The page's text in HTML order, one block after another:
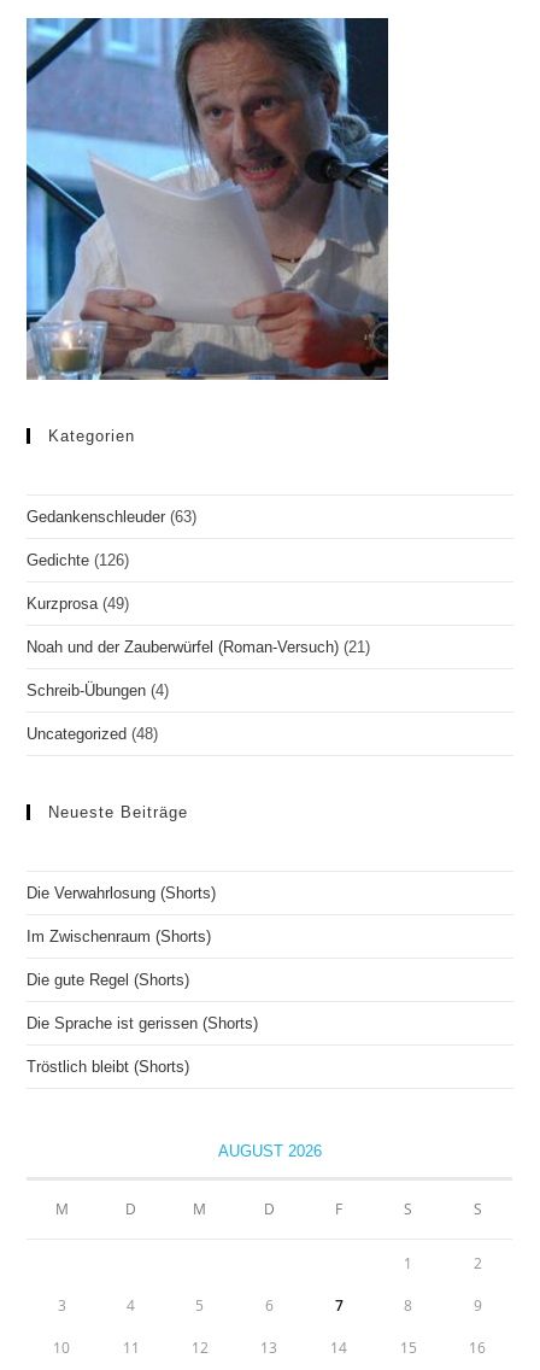
Kategorien
Gedankenschleuder (63)
Gedichte (126)
Kurzprosa (49)
Noah und der Zauberwürfel (Roman-Versuch) (21)
Schreib-Übungen (4)
Uncategorized (48)
Neueste Beiträge
Die Verwahrlosung (Shorts)
Im Zwischenraum (Shorts)
Die gute Regel (Shorts)
Die Sprache ist gerissen (Shorts)
Tröstlich bleibt (Shorts)
AUGUST 2026
M D M D F S S
1 2
3 4 5 6 7 8 9
10 11 12 13 14 15 16